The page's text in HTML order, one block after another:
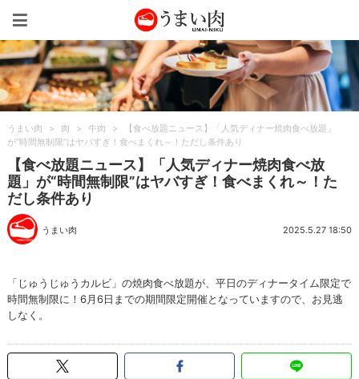
うまい肉 > 肉 > 牛肉 >
【食べ放題ニュース】「人気ディナー焼肉食べ放題」
が“時間無制限”はヤバすぎ！食べまくれ～！ただし条件あり
【食べ放題ニュース】「人気ディナー焼肉食べ放
題」が“時間無制限”はヤバすぎ！食べまくれ～！た
だし条件あり
うまい肉 2025.5.27 18:50
「じゅうじゅうカルビ」の焼肉食べ放題が、平日のディナータイム限定で
時間無制限に！6月6日までの期間限定開催となっていますので、お見逃
しなく。